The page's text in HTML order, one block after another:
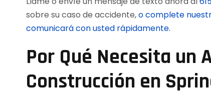
sobre su caso de accidente,o complete
comunicará con usted rápidamente.
Por Qué Necesita un
Construcción en